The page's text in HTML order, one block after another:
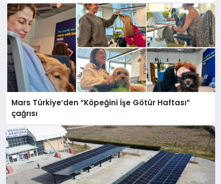
Mars Türkiye’den “Köpeğini İşe Götür Haftası”
çağrısı